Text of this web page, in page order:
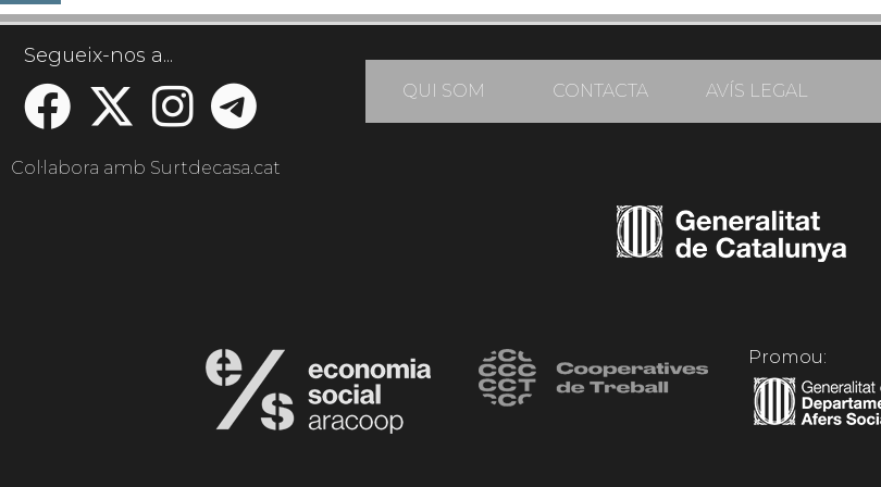
Segueix-nos a...
QUI SOM CONTACTA AVÍS LEGAL
Col·labora amb Surtdecasa.cat
Promou: